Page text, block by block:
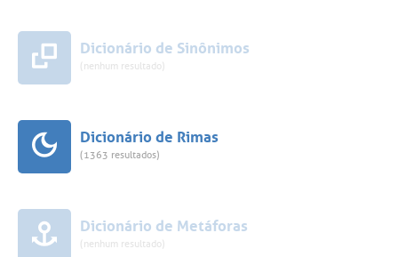
Dicionário de Sinônimos
(nenhum resultado)
Dicionário de Rimas
(1363 resultados)
Dicionário de Metáforas
(nenhum resultado)